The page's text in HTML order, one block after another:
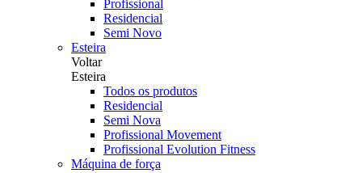
Profissional
Residencial
Semi Novo
Esteira
Voltar
Esteira
Todos os produtos
Residencial
Semi Nova
Profissional Movement
Profissional Evolution Fitness
Máquina de força